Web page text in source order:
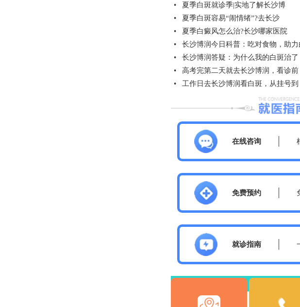
•
夏季白斑就诊季|实地了解长沙博
•
夏季白斑容易“闹情绪”?去长沙
•
夏季白癜风怎么治?长沙哪家医院
•
长沙博润今日科普：吃对食物，助力
•
长沙博润答疑：为什么我的白斑治了
•
高考完第二天就去长沙博润，看诊前
•
工作日去长沙博润看白斑，从挂号到
在线咨询
免费预约
就诊指南
医院